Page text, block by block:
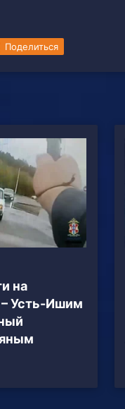
Поделиться
на
– Усть-Ишим